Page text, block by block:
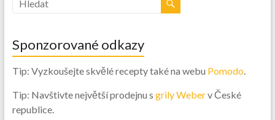
Sponzorované odkazy
Tip: Vyzkoušejte skvělé recepty také na webu Pomodo.
Tip: Navštivte největší prodejnu s grily Weberv České
republice.